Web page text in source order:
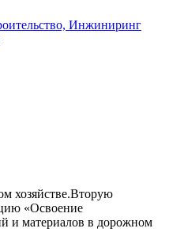
Инжиниринг
хозяйстве.Вторую
«Освоение
и материалов в дорожном